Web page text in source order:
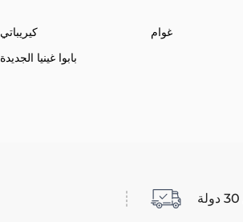
كيريباتي غوام
بابوا غينيا الجديدة